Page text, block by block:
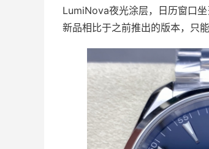
LumiNova夜光涂层，日历窗口
新品相比于之前推出的版本，只